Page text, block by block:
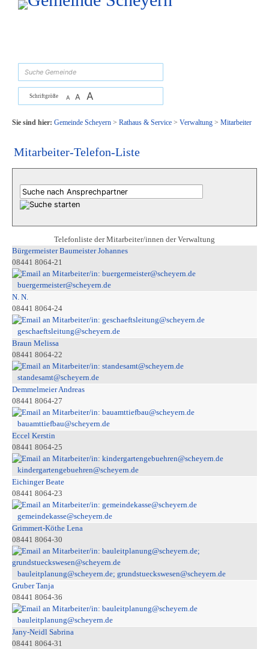
Zum Inhalt, zur Navigationoder zur Startseite springen.
Schriftgröße A A A
Sie sind hier: Gemeinde Scheyern> Rathaus & Service> Verwaltung> Mitarbeiter
Mitarbeiter-Telefon-Liste
Telefonliste der Mitarbeiter/innen der Verwaltung
Bürgermeister Baumeister Johannes
08441 8064-21
buergermeister@scheyern.de
N. N.
08441 8064-24
geschaeftsleitung@scheyern.de
Braun Melissa
08441 8064-22
standesamt@scheyern.de
Demmelmeier Andreas
08441 8064-27
bauamttiefbau@scheyern.de
Eccel Kerstin
08441 8064-25
kindergartengebuehren@scheyern.de
Eichinger Beate
08441 8064-23
gemeindekasse@scheyern.de
Grimmert-Köthe Lena
08441 8064-30
bauleitplanung@scheyern.de; grundstueckswesen@scheyern.de
Gruber Tanja
08441 8064-36
bauleitplanung@scheyern.de
Jany-Neidl Sabrina
08441 8064-31